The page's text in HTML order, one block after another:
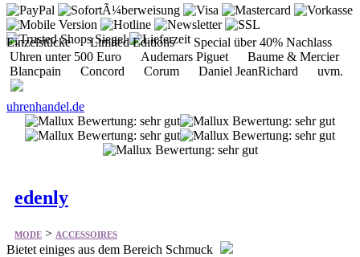
Einzelstücke Limited Editions Special über 40% Nachlass
Uhren unter 500 Euro Audemars Piguet Baume & Mercier
Blancpain Concord Corum Daniel JeanRichard uvm.
uhrenhandel.de
edenly
MODE > ACCESSOIRES
Bietet einiges aus dem Bereich Schmuck